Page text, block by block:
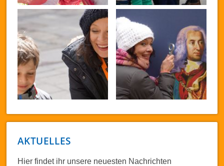
AKTUELLES
Hier findet ihr unsere neuesten Nachrichten